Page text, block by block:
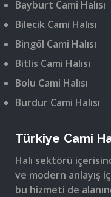
Bayburt Cami Halısı
Bilecik Cami Halısı
Bingöl Cami Halısı
Bitlis Cami Halısı
Bolu Cami Halısı
Burdur Cami Halısı
Türkiye Cami
Halı sektörü
ve modern anlayış
bu hizmeti de